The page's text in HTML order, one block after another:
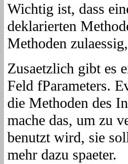
Wichtig ist, dass
deklarierten
Methoden
Zusaetzlich gibt es
Feld fParameters.
die Methoden des
mache das, um zu
benutzt wird, sie
mehr dazu spaeter.